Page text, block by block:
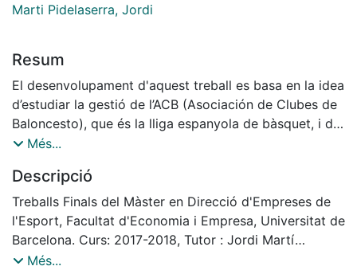
Marti Pidelaserra, Jordi
Resum
El desenvolupament d'aquest treball es basa en la idea
d’estudiar la gestió de l’ACB (Asociación de Clubes de
Baloncesto), que és la lliga espanyola de bàsquet, i de
la NBA (National Basketball Association), que és la
Raptors. L'objectiu d'aquest treball és treure a la llum
les principals característiques de gestió d’ambdues
lligues amb diferents objectius. Primer de tot per
analitzar quins són els punts forts i punts dèbils de
cada una. Després, és interessant veure si aquestes
Més...
Descripció
Treballs Finals del Màster en Direcció d'Empreses de
l'Esport, Facultat d'Economia i Empresa, Universitat de
Barcelona. Curs: 2017-2018, Tutor : Jordi Martí
Pidelaserra
Més...